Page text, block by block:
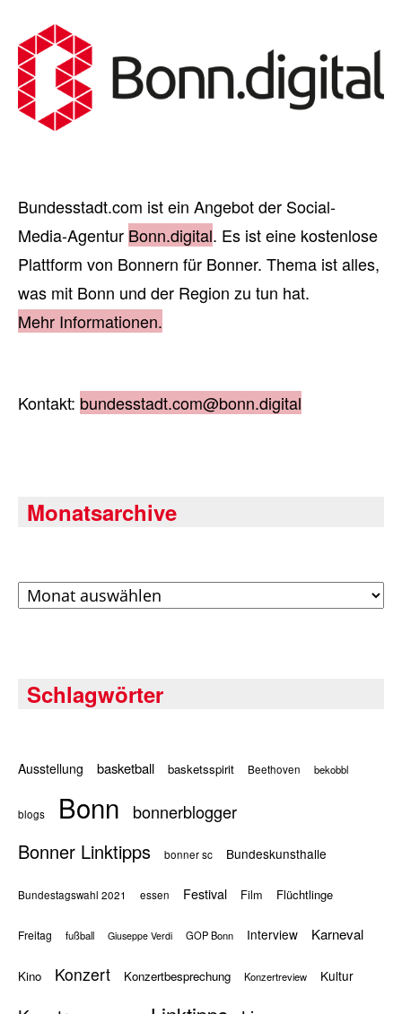
Bundesstadt.com ist ein Angebot der Social-
Media-Agentur Bonn.digital. Es ist eine kostenlose
Plattform von Bonnern für Bonner. Thema ist alles,
was mit Bonn und der Region zu tun hat.
Mehr Informationen.
Kontakt: bundesstadt.com@bonn.digital
Monatsarchive
Archiv
Schlagwörter
Ausstellung basketball basketsspirit Beethoven bekobbl
blogs Bonn bonnerblogger
Bonner Linktipps bonner sc Bundeskunsthalle
Bundestagswahl 2021 essen Festival Film Flüchtlinge
Freitag fußball Giuseppe Verdi GOP Bonn Interview Karneval
Kino Konzert Konzertbesprechung Konzertreview Kultur